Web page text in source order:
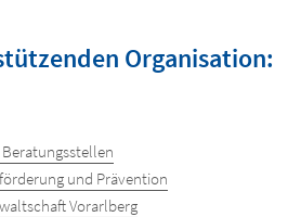
Organisation:
und Prävention
Vorarlberg